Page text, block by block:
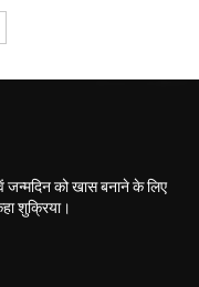
जन्मदिन को खास बनाने के लिए
शुक्रिया।